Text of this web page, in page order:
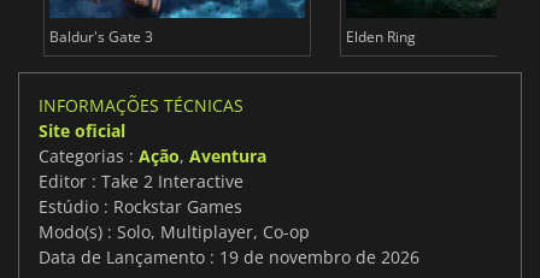
Baldur's Gate 3 Elden Ring
INFORMAÇÕES TÉCNICAS
Site oficial
Categorias : Ação, Aventura
Editor : Take 2 Interactive
Estúdio : Rockstar Games
Modo(s) : Solo, Multiplayer, Co-op
Data de Lançamento : 19 de novembro de 2026